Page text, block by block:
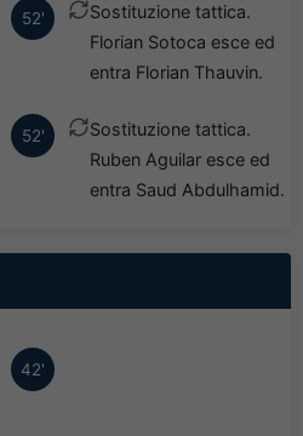
52'
Sostituzione tattica.
Florian Sotoca esce ed
entra Florian Thauvin.
52'
Sostituzione tattica.
Ruben Aguilar esce ed
entra Saud Abdulhamid.
42'